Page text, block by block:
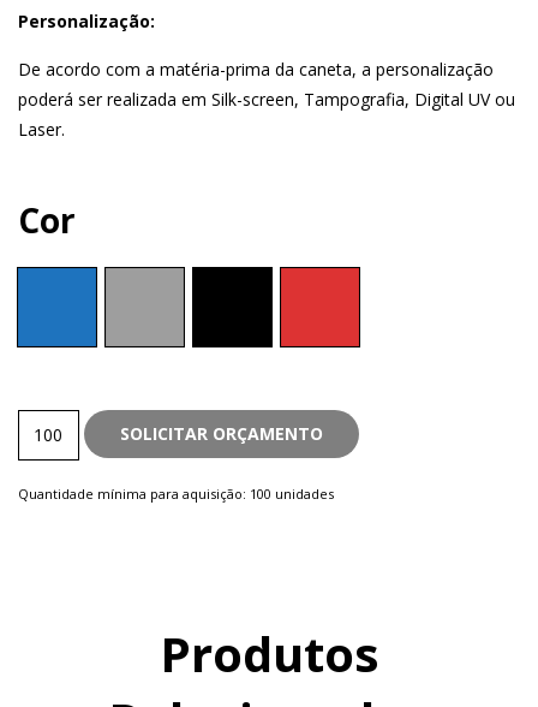
Personalização:
De acordo com a matéria-prima da caneta, a personalização
poderá ser realizada em Silk-screen, Tampografia, Digital UV ou
Laser.
Cor
quantity
SOLICITAR ORÇAMENTO
Quantidade mínima para aquisição: 100 unidades
Produtos